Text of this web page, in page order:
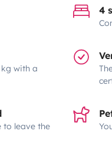
4
kg with a
to leave the